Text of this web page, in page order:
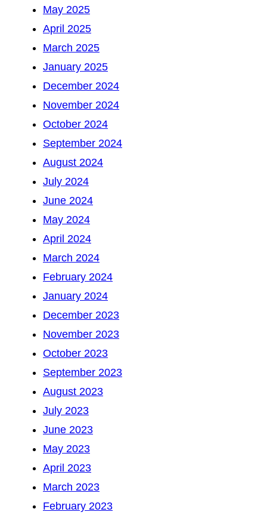
May 2025
April 2025
March 2025
January 2025
December 2024
November 2024
October 2024
September 2024
August 2024
July 2024
June 2024
May 2024
April 2024
March 2024
February 2024
January 2024
December 2023
November 2023
October 2023
September 2023
August 2023
July 2023
June 2023
May 2023
April 2023
March 2023
February 2023